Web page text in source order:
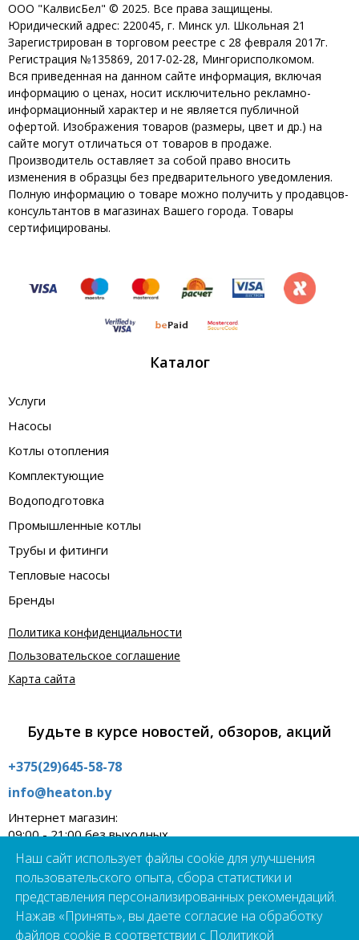
ООО "КалвисБел" © 2025. Все права защищены.
Юридический адрес: 220045, г. Минск ул. Школьная 21
Зарегистрирован в торговом реестре с 28 февраля 2017г.
Регистрация №135869, 2017-02-28, Мингорисполкомом.
Вся приведенная на данном сайте информация, включая
информацию о ценах, носит исключительно рекламно-
информационный характер и не является публичной
офертой. Изображения товаров (размеры, цвет и др.) на
сайте могут отличаться от товаров в продаже.
Производитель оставляет за собой право вносить
изменения в образцы без предварительного уведомления.
Полную информацию о товаре можно получить у продавцов-
консультантов в магазинах Вашего города. Товары
сертифицированы.
Каталог
Услуги
Насосы
Котлы отопления
Комплектующие
Водоподготовка
Промышленные котлы
Трубы и фитинги
Тепловые насосы
Бренды
Политика конфиденциальности
Пользовательское соглашение
Карта сайта
Будьте в курсе новостей, обзоров, акций
+375(29)645-58-78
info@heaton.by
Интернет магазин:
09:00 - 21:00 без выходных
Шоурум:
09:00 - 19:00 пн - пт
г.Минск, ул. Школьная 21А
Подпишись на наш чат-бот прямо сейчас!
Наш сайт использует файлы cookie для улучшения
пользовательского опыта, сбора статистики и
представления персонализированных рекомендаций.
Нажав «Принять», вы даете согласие на обработку
файлов cookie в соответствии с Политикой